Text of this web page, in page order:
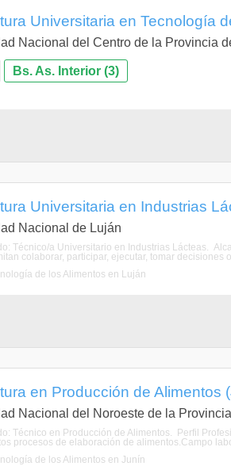
Universitaria en Tecnología
Nacional del Centro de la Provincia
Bs. As. Interior (3)
Universitaria en Industrias
Nacional de Luján
Técnico/a Universitario en Industrias Lácteas.
colaborar, participar, ejecutar, tomar
de los Alimentos en Luján
en Producción de Alimentos
Nacional del Noroeste de la
Técnico en Producción de Alimentos. Perfil
procesos de elaboración de alimentos.Campo
de los Alimentos en Junín